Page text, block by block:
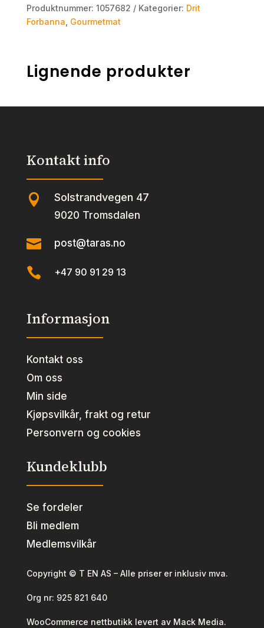
Produktnummer: 1057682 Kategorier: Drit
Forbanna Gourmetmat
Lignende produkter
Kontakt info
 Solstrandvegen 47
9020 Tromsdalen
 post@taras.no
 +47 90 91 29 13
Informasjon
Kontakt oss
Om oss
Min side
Kjøpsvilkår, frakt og retur
Personvern og cookies
Kundeklubb
Se fordeler
Bli medlem
Medlemsvilkår
Copyright © T EN AS – Alle priser er inklusiv mva.
Org nr: 925 821 640
WooCommerce nettbutikk levert av Mack Media.